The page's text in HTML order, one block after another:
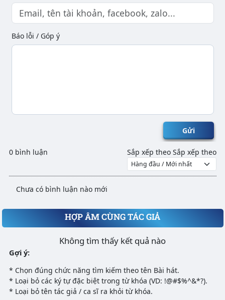
Báo lỗi / Góp ý
Gửi
0 bình luận Sắp xếp theo Sắp xếp theo
Chưa có bình luận nào mới
HỢP ÂM CÙNG TÁC GIẢ
Không tìm thấy kết quả nào
Gợi ý:
* Chọn đúng chức năng tìm kiếm theo tên Bài hát.
* Loại bỏ các ký tự đặc biệt trong từ khóa (VD: !@#$%^&*?).
* Loại bỏ tên tác giả / ca sĩ ra khỏi từ khóa.